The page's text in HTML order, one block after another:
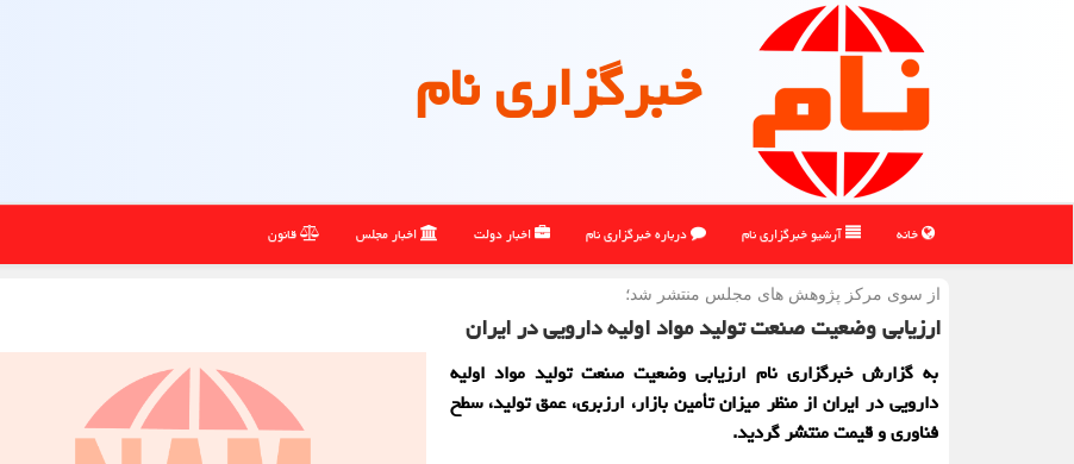
خبرگزاری نام
خانه آرشیو خبرگزاری نام درباره خبرگزاری نام اخبار دولت اخبار مجلس قانون
از سوی مركز پژوهش های مجلس منتشر شد؛
ارزیابی وضعیت صنعت تولید مواد اولیه دارویی در ایران
به گزارش خبرگزاری نام ارزیابی وضعیت صنعت تولید مواد اولیه
دارویی در ایران از منظر میزان تأمین بازار، ارزبری، عمق تولید، سطح
فناوری و قیمت منتشر گردید.